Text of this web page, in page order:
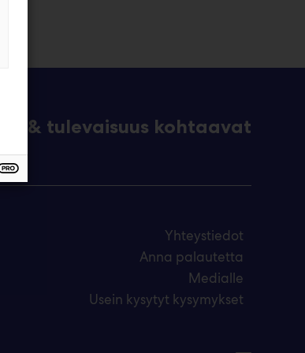
& tulevaisuus kohtaavat
Yhteystiedot
Anna palautetta
Medialle
Usein kysytyt kysymykset